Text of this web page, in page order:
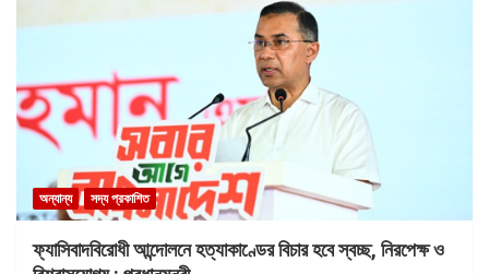
অন্যান্য সদ্য প্রকাশিত
ফ্যাসিবাদবিরোধী আন্দোলনে হত্যাকাণ্ডের বিচার হবে স্বচ্ছ, নিরপেক্ষ ও